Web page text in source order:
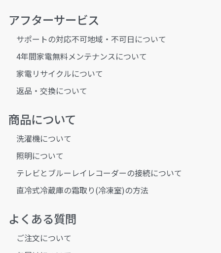
アフターサービス
サポートの対応不可地域・不可日について
4年間家電無料メンテナンスについて
家電リサイクルについて
返品・交換について
商品について
洗濯機について
照明について
テレビとブルーレイレコーダーの接続について
直冷式冷蔵庫の霜取り(冷凍室)の方法
よくある質問
ご注文について